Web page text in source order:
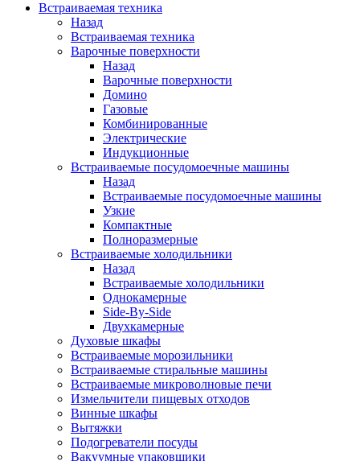
Встраиваемая техника
Назад
Встраиваемая техника
Варочные поверхности
Назад
Варочные поверхности
Домино
Газовые
Комбинированные
Электрические
Индукционные
Встраиваемые посудомоечные машины
Назад
Встраиваемые посудомоечные машины
Узкие
Компактные
Полноразмерные
Встраиваемые холодильники
Назад
Встраиваемые холодильники
Однокамерные
Side-By-Side
Двухкамерные
Духовые шкафы
Встраиваемые морозильники
Встраиваемые стиральные машины
Встраиваемые микроволновые печи
Измельчители пищевых отходов
Винные шкафы
Вытяжки
Подогреватели посуды
Вакуумные упаковщики